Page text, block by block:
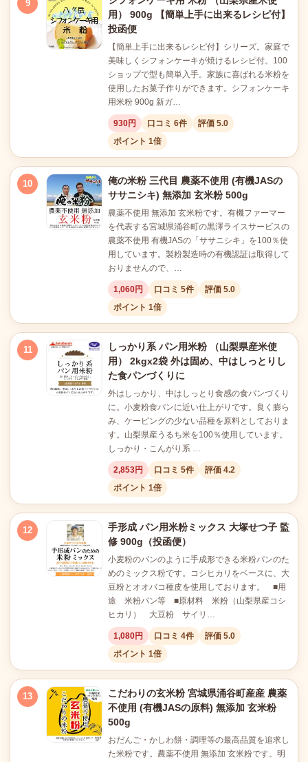
9
用） 900g 【簡単上手に出来るレシピ付】
投函便
【簡単上手に出来るレシピ付】シリーズ。家庭で
美味しくシフォンケーキが焼けるレシピ付。100
ショップで型も簡単入手。家族に喜ばれる米粉を
使用したお菓子作りができます。シフォンケーキ
用米粉 900g 新ガ…
930円 口コミ 6件
評価 5.0
ポイント 1倍
10
俺の米粉 三代目 農薬不使用 (有機JASの
ササニシキ) 無添加 玄米粉 500g
農薬不使用 無添加 玄米粉です。有機ファーマー
を代表する宮城県涌谷町の黒澤ライスサービスの
農薬不使用 有機JASの「ササニシキ」を100％使
用しています。製粉製造時の有機認証は取得して
おりませんので、…
1,060円 口コミ 5件
評価 5.0
ポイント 1倍
11
しっかり系 パン用米粉 （山梨県産米使
用） 2kgx2袋 外は固め、中はしっとりし
た食パンづくりに
外はしっかり、中はしっとり食感の食パンづくり
に。小麦粉食パンに近い仕上がりです。良く膨ら
み、ケーピングの少ない品種を原料としておりま
す。山梨県産うるち米を100％使用しています。
しっかり・こんがり系 …
2,853円 口コミ 5件
評価 4.2
ポイント 1倍
12
手形成 パン用米粉ミックス 大塚せつ子 監
修 900g（投函便）
小麦粉のパンのように手成形できる米粉パンのた
めのミックス粉です。コシヒカリをベースに、大
豆粉とオオバコ種皮を使用しております。 ■用
途 米粉パン等 ■原材料 米粉（山梨県産コシ
ヒカリ） 大豆粉 サイリ…
1,080円 口コミ 4件
評価 5.0
ポイント 1倍
13
こだわりの玄米粉 宮城県涌谷町産産 農薬
不使用 (有機JASの原料) 無添加 玄米粉
500g
おだんご・かしわ餅・調理等の最高品質を追求し
た米粉です。農薬不使用 無添加 玄米粉です。明